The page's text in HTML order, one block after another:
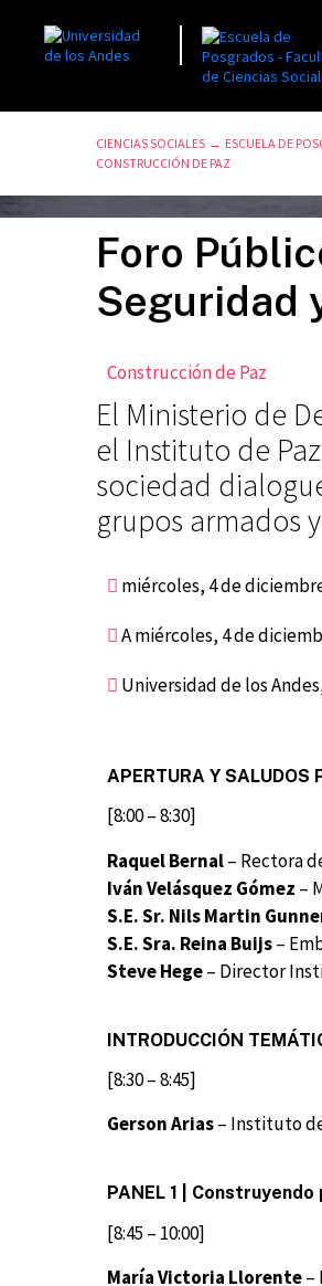
CIENCIAS SOCIALES → ESCUELA DE
CONSTRUCCIÓN DE PAZ
Foro
Seguridad
Construcción de Paz
El Ministerio de
el Instituto de
sociedad
grupos armados
miércoles, 4 de
Amiércoles, 4 de
Universidad de los
APERTURA Y SALUDOS
[8:00 – 8:30]
Raquel Bernal– Rectora
Iván Velásquez Gómez –
S.E. Sr. Nils Martin
S.E. Sra. Reina Buijs–
Steve Hege– Director
INTRODUCCIÓN
[8:30 – 8:45]
Gerson Arias– Instituto
PANEL 1 |
[8:45 – 10:00]
María Victoria Llorente–